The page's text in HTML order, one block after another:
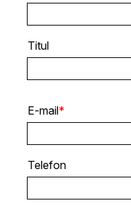
Titul
E-mail*
Telefon